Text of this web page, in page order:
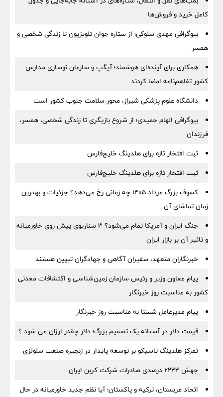
کامل خرید و فروش‌ها
بیوگرافی مهدی سلوکی؛ از ستاره جوان تلویزیون تا زندگی شخصی و
همسر
همکاری برای آینده‌ای هوشمند؛ آیگپ و سازمان نوسازی مدارس
کشور تفاهم‌نامه امضا کردند
دانشگاه علوم پزشکی شیراز، محور سلامت جنوب کشور است
بیوگرافی الهام حمیدی؛ از شروع بازیگری تا زندگی شخصی، همسر،
فرزندان
ثبت افتخار تازه برای هلدینگ خلیج‌فارس
ثبت افتخار تازه برای هلدینگ خلیج‌فارس
کسوف بزرگ مرداد ۱۴۰۵ چه زمانی رخ می‌دهد؟ جزئیات و بهترین
زمان تماشای آن
جنگ ایران و آمریکا تمام می‌شود؟ ۳ سناریوی پیش روی خاورمیانه
و تاثیر آن بر بازار ایران
خبرنگاران متعهد، سفیران آگاهی و جهادگران تبیین هستند
پیام معاون وزیر و رئیس سازمان زمین‌شناسی و اکتشافات معدنی
کشور به مناسبت روز خبرنگار
پیام مدیرعامل شستا به مناسبت روز خبرنگار
قیمت دلار در آستانه یک تصمیم بزرگ؛ دلار چقدر ارزان می شود ؟
تمرکز هلدینگ تاسیکو بر توسعه پایدار در زنجیره صنعت سلولزی
جهش ۲۲۴۴ درصدی صادرات شرکت کربن ایران
اتحاد عربستان، ترکیه و پاکستان؛ آیا نظم جدید خاورمیانه در حال